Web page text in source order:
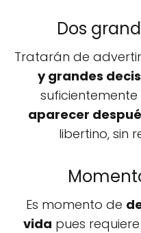
Dos
Tratarán de
y grandes
aparecer
libertino, sin
Es momento de
vida pues